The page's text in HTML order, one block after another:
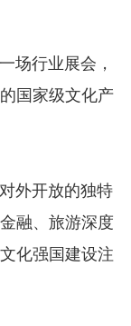
行业展会，
国家级文化产
外开放的独特
融、旅游深度
化强国建设注